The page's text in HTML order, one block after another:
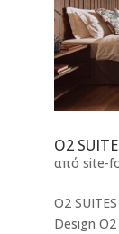
O2
από site-
O2
Design